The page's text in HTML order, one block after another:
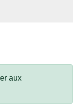
aux